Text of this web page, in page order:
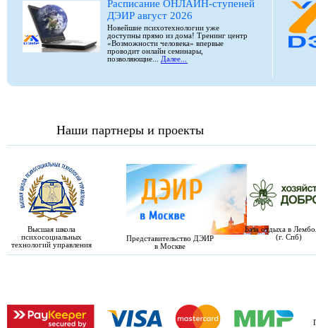
Расписание ОНЛАЙН-ступеней
ДЭИР август 2026
Новейшие психотехнологии уже
доступны прямо из дома! Тренинг центр
«Возможности человека» впервые
проводит онлайн семинары,
позволяющие... Далее...
Наши партнеры и проекты
Высшая школа
психосоциальных
технологий управления
Представительство ДЭИР
в Москве
База отдыха в
(г. Спб)